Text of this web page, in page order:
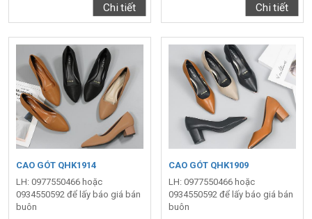
Chi tiết Chi tiết
CAO GÓT QHK1914
LH: 0977550466 hoặc
0934550592 để lấy báo giá bán
buôn
CAO GÓT QHK1909
LH: 0977550466 hoặc
0934550592 để lấy báo giá bán
buôn